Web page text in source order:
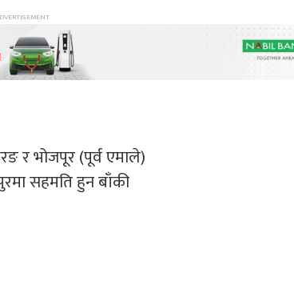
र भोजपूर (पूर्व एमाले)
सहमति हुन बाँकी